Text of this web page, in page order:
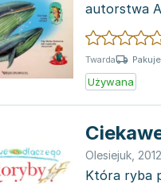
autorstwa
fascynu...
Twarda
Używana
Olesiejuk 2012
Która ryba